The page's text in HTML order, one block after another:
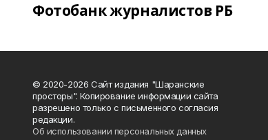
Фотобанк журналистов РБ
© 2020-2026 Сайт издания "Шаранские
просторы". Копирование информации сайта
разрешено только с письменного согласия
редакции.
Об использовании персональных данных